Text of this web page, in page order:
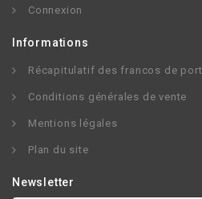
Connexion
Informations
Récapitulatif des francos de port
Conditions générales de vente
Mentions légales
Plan du site
Newsletter